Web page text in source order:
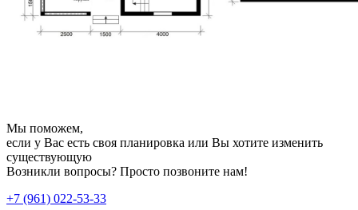
Мы поможем,
если у Вас есть своя планировка или Вы хотите изменить
существующую
Возникли вопросы? Просто позвоните нам!
+7 (961) 022-53-33